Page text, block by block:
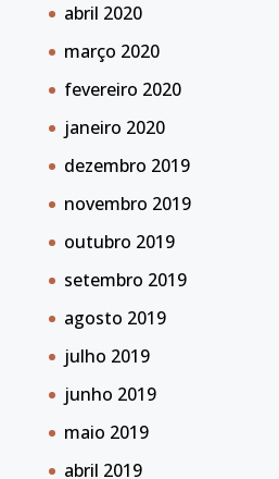
abril 2020
março 2020
fevereiro 2020
janeiro 2020
dezembro 2019
novembro 2019
outubro 2019
setembro 2019
agosto 2019
julho 2019
junho 2019
maio 2019
abril 2019